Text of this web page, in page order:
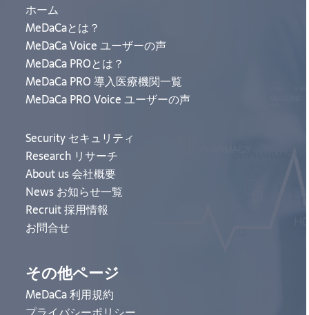
ホーム
MeDaCaとは？
MeDaCa Voice ユーザーの声
MeDaCa PROとは？
MeDaCa PRO 導入医療機関一覧
MeDaCa PRO Voice ユーザーの声
Security セキュリティ
Research リサーチ
About us 会社概要
News お知らせ一覧
Recruit 採用情報
お問合せ
その他ページ
MeDaCa 利用規約